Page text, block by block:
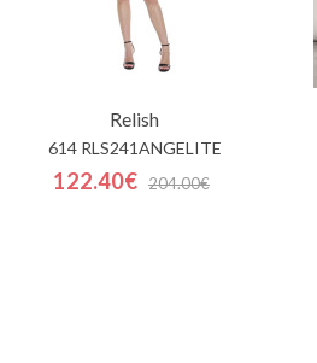
Relish
614 RLS241ANGELITE
122.40€ 204.00€